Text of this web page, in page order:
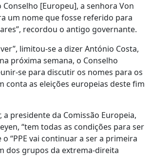
[Europeu], a senhora Von
um nome que fosse referido para
recordou o antigo governante.
limitou-se a dizer António Costa,
próxima semana, o Conselho
se para discutir os nomes para os
conta as eleições europeias deste fim
a presidente da Comissão Europeia,
“tem todas as condições para ser
“PPE vai continuar a ser a primeira
dos grupos da extrema-direita